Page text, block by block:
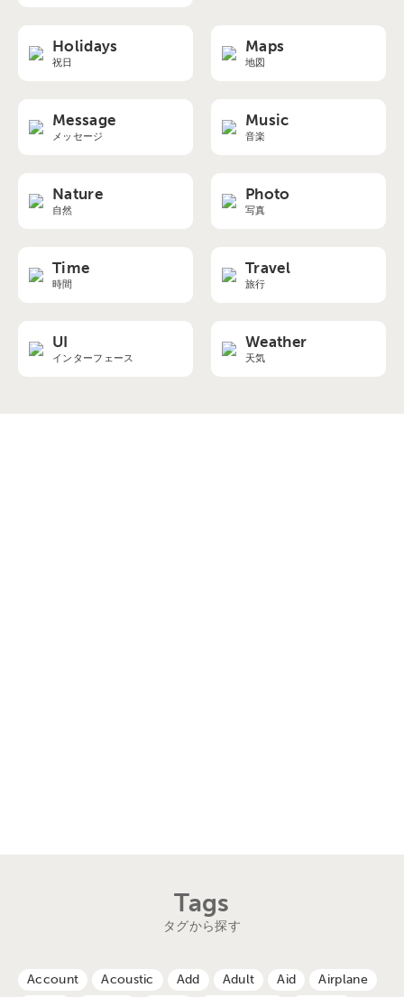
Holidays
祝日
Maps
地図
Message
メッセージ
Music
音楽
Nature
自然
Photo
写真
Time
時間
Travel
旅行
UI
インターフェース
Weather
天気
Tags
タグから探す
Account Acoustic Add Adult Aid
Airplane